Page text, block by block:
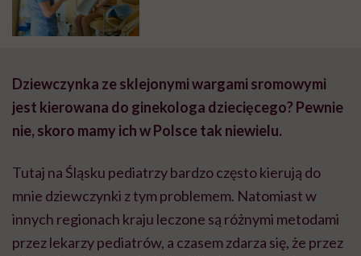
Dziewczynka ze sklejonymi wargami sromowymi
jest kierowana do ginekologa dziecięcego? Pewnie
nie, skoro mamy ich w Polsce tak niewielu.
Tutaj na Śląsku pediatrzy bardzo często kierują do
mnie dziewczynki z tym problemem. Natomiast w
innych regionach kraju leczone są różnymi metodami
przez lekarzy pediatrów, a czasem zdarza się, że przez